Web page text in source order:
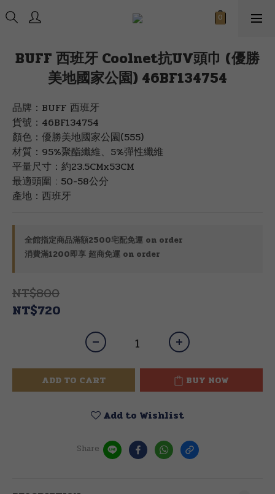
BUFF 西班牙 Coolnet抗UV頭巾 (優勝
美地國家公園) 46BF134754
品牌：BUFF 西班牙
貨號：46BF134754
顏色：優勝美地國家公園(555)
材質：95%聚酯纖維、5%彈性纖維
平量尺寸：約23.5CMx53CM
最適頭圍 : 50-58公分
產地：西班牙
全館指定商品滿額2500宅配免運 on order
消費滿1200即享 超商免運 on order
NT$800
NT$720
ADD TO CART BUY NOW
Add to Wishlist
Share